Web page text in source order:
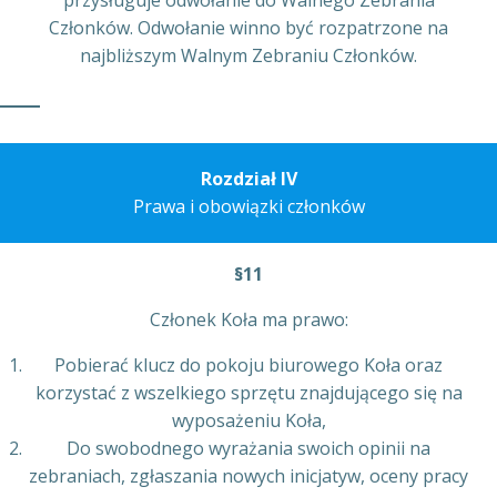
Członków. Odwołanie winno być rozpatrzone na
najbliższym Walnym Zebraniu Członków.
Rozdział IV
Prawa i obowiązki członków
§11
Członek Koła ma prawo:
Pobierać klucz do pokoju biurowego Koła oraz
korzystać z wszelkiego sprzętu znajdującego się na
wyposażeniu Koła,
Do swobodnego wyrażania swoich opinii na
zebraniach, zgłaszania nowych inicjatyw, oceny pracy